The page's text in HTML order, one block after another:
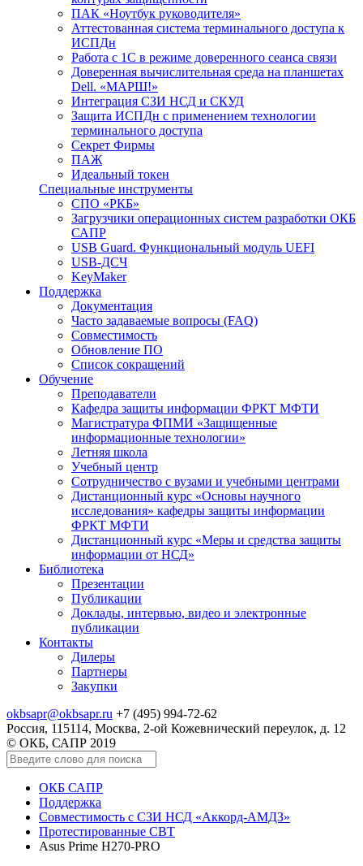
ПАК «Ноутбук руководителя»
Аттестованная система терминального доступа к
ИСПДн
Работа с 1С в режиме доверенного сеанса связи
Доверенная вычислительная среда на планшетах
Dell. «МАРШ!»
Интеграция СЗИ НСД и СКУД
Защита ИСПДн с применением технологии
терминального доступа
Секрет Фирмы
ПАЖ
Идеальный токен
Специальные инструменты
СПО «РКБ»
Загрузчики операционных систем разработки ОКБ
САПР
USB Guard. Функциональный модуль UEFI
USB-ДСЧ
KeyMaker
Поддержка
Документация
Часто задаваемые вопросы (FAQ)
Совместимость
Обновление ПО
Список сокращений
Обучение
Преподаватели
Кафедра защиты информации ФРКТ МФТИ
Магистратура ФПМИ «Защищенные
информационные технологии»
Летняя школа
Учебный центр
Сотрудничество с вузами и учебными центрами
Дистанционный курс «Основы научного
исследования» кафедры защиты информации
ФРКТ МФТИ
Дистанционный курс «Меры и средства защиты
информации от НСД»
Библиотека
Презентации
Публикации
Доклады, интервью, видео и электронные
публикации
Контакты
Дилеры
Партнеры
Закупки
okbsapr@okbsapr.ru +7 (495) 994-72-62
Россия, 115114, Москва, 2-ой Кожевнический переулок, д. 12
© ОКБ, САПР 2019
ОКБ САПР
Поддержка
Совместимость с СЗИ НСД «Аккорд-АМДЗ»
Протестированные СВТ
Asus Prime H270-PRO